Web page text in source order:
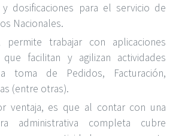
y dosificaciones para el servicio de
Nacionales.
permite trabajar con aplicaciones
que facilitan y agilizan actividades
toma de Pedidos, Facturación,
(entre otras).
ventaja, es que al contar con una
administrativa completa cubre